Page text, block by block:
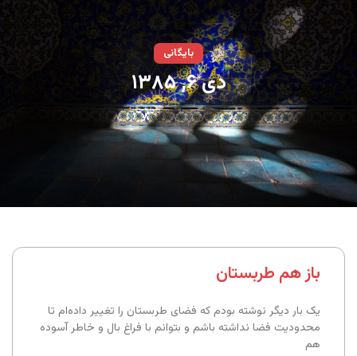
بایگانی
دی ۶, ۱۳۸۵
باز هم طربستان
یک بار دیگر نوشته بودم که فضای طربستان را تغییر داده‌ام تا
محدودیت فضا نداشته باشم و بتوانم با فراغ بال و خاطر آسوده
هم